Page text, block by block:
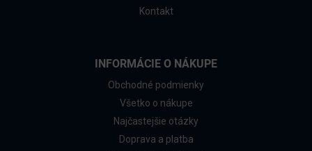
Kontakt
INFORMÁCIE O NÁKUPE
Obchodné podmienky
Všetko o nákupe
Najčastejšie otázky
Doprava a platba